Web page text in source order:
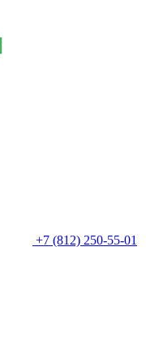
+7 (812) 250-55-01